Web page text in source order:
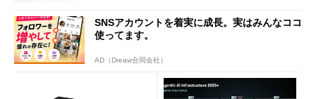
SNSアカウントを着実に成長。実はみんなココ
使ってます。
AD（Dreaw合同会社）